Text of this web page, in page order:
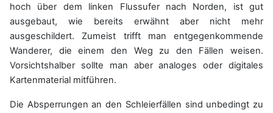
hoch über dem linken Flussufer nach Norden, ist gut
ausgebaut, wie bereits erwähnt aber nicht mehr
ausgeschildert. Zumeist trifft man entgegenkommende
Wanderer, die einem den Weg zu den Fällen weisen.
Vorsichtshalber sollte man aber analoges oder digitales
Kartenmaterial mitführen.
Die Absperrungen an den Schleierfällen sind unbedingt zu